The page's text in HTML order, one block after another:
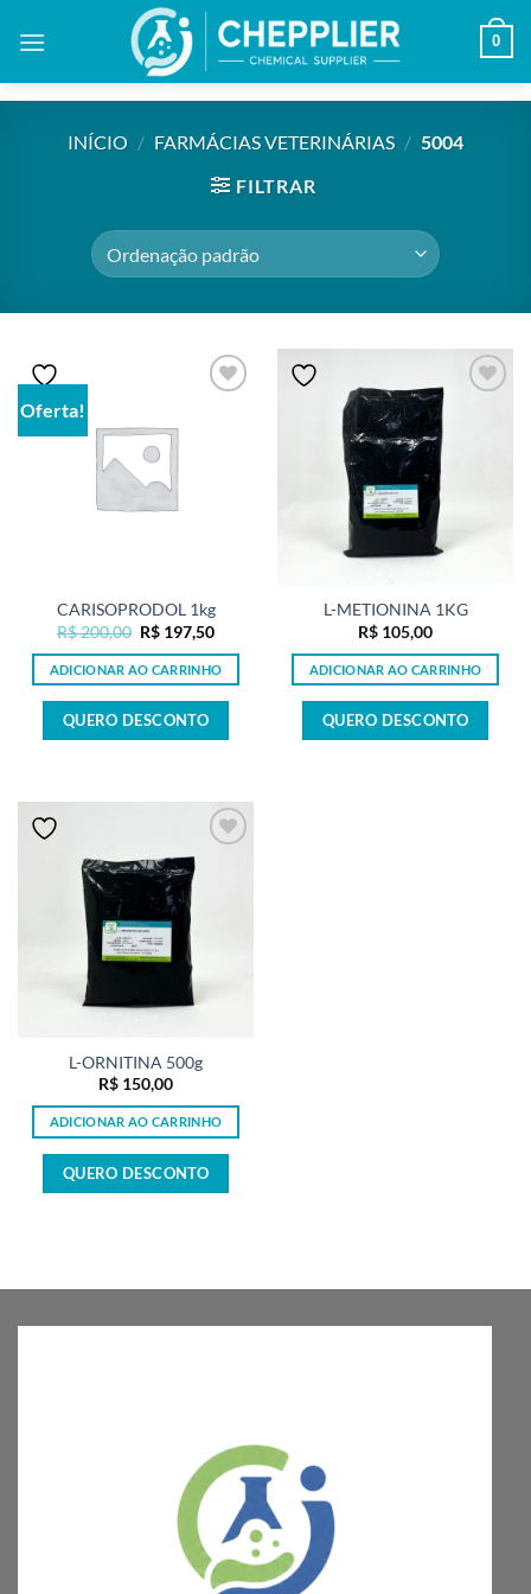
0
INÍCIO / FARMÁCIAS VETERINÁRIAS / 5004
FILTRAR
Oferta!
CARISOPRODOL 1kg
R$200,00 O
original
era:
R$ 197,50O
atual
é:
ADICIONAR AO CARRINHO
QUERO DESCONTO
L-METIONINA 1KG
R$ 105,00
ADICIONAR AO CARRINHO
QUERO DESCONTO
L-ORNITINA 500g
R$ 150,00
ADICIONAR AO CARRINHO
QUERO DESCONTO